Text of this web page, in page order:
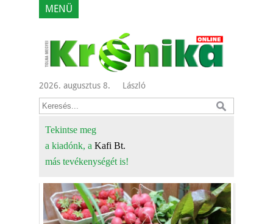
MENÜ
2026. augusztus 8. László
Tekintse meg
a kiadónk, a Kafi Bt.
más tevékenységét is!